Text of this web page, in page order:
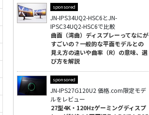
sponsored
JN-IPS34UQ2-HSC6とJN-
IPSC34UQ2-HSC6で比較
曲面（湾曲）ディスプレーってなにが
すごいの？一般的な平面モデルとの
見え方の違いや曲率（R）の意味、選
び方を解説
sponsored
JN-IPS27G120U2 価格.com限定モデ
ルをレビュー
27型4K・120Hzゲーミングディスプ